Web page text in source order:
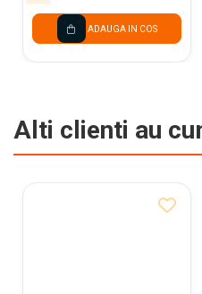
ADAUGA IN COS
Alti clienti au